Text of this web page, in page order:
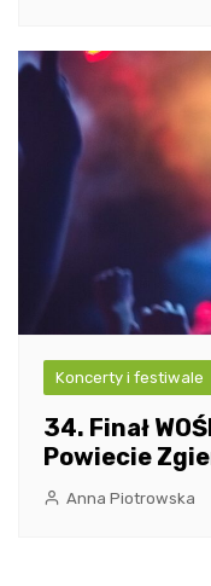
Koncerty i festiwale
34. Finał
Powiecie
Anna Piotrowska